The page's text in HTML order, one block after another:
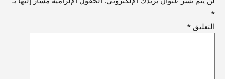
*
التعليق *